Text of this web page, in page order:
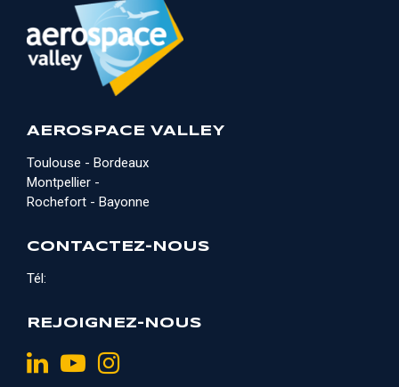
AEROSPACE VALLEY
Toulouse - Bordeaux
Montpellier -
Rochefort - Bayonne
CONTACTEZ-NOUS
Tél:
REJOIGNEZ-NOUS